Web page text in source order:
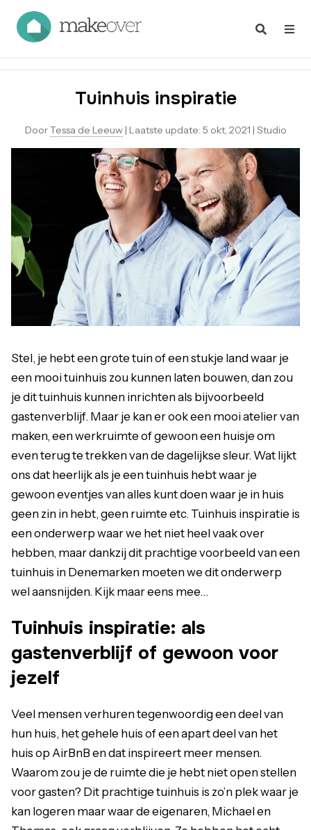
Tuinhuis inspiratie
DoorTessa de Leeuw | Laatste update: 5 okt, 2021 | Studio
Stel, je hebt een grote tuin of een stukje land waar je
een mooi tuinhuis zou kunnen laten bouwen, dan zou
je dit tuinhuis kunnen inrichten als bijvoorbeeld
gastenverblijf. Maar je kan er ook een mooi atelier van
maken, een werkruimte of gewoon een huisje om
even terug te trekken van de dagelijkse sleur. Wat lijkt
ons dat heerlijk als je een tuinhuis hebt waar je
gewoon eventjes van alles kunt doen waar je in huis
geen zin in hebt, geen ruimte etc. Tuinhuis inspiratie is
een onderwerp waar we het niet heel vaak over
hebben, maar dankzij dit prachtige voorbeeld van een
tuinhuis in Denemarken moeten we dit onderwerp
wel aansnijden. Kijk maar eens mee…
Tuinhuis inspiratie: als
gastenverblijf of gewoon voor
jezelf
Veel mensen verhuren tegenwoordig een deel van
hun huis, het gehele huis of een apart deel van het
huis op AirBnB en dat inspireert meer mensen.
Waarom zou je de ruimte die je hebt niet open stellen
voor gasten? Dit prachtige tuinhuis is zo’n plek waar je
kan logeren maar waar de eigenaren, Michael en